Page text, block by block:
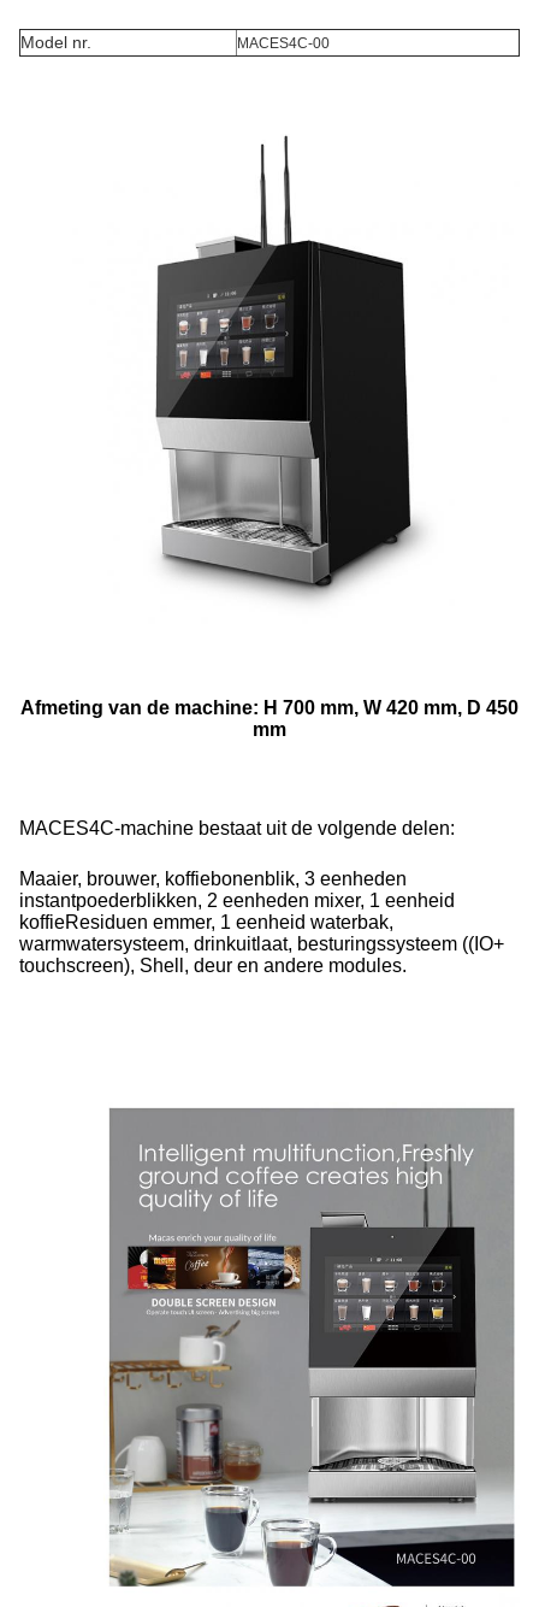
Model nr. MACES4C-00
Afmeting van de machine: H 700 mm, W 420 mm, D 450
mm
MACES4C-machine bestaat uit de volgende delen:
Maaier, brouwer, koffiebonenblik, 3 eenheden
instantpoederblikken, 2 eenheden mixer, 1 eenheid
koffieResiduen emmer, 1 eenheid waterbak,
warmwatersysteem, drinkuitlaat, besturingssysteem ((IO+
touchscreen), Shell, deur en andere modules.